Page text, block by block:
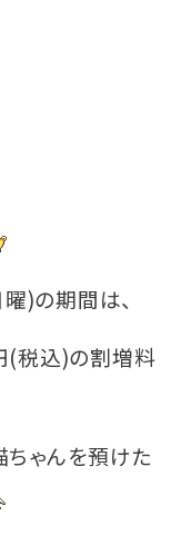
)の期間は、
(税込)の割増料
ちゃんを預けた